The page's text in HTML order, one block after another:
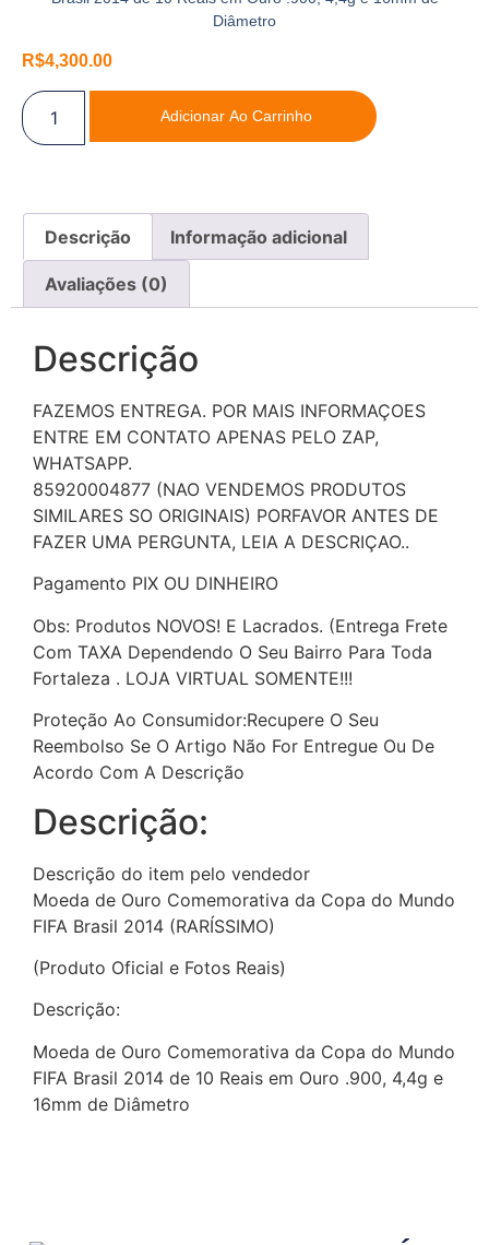
Diâmetro
R$4,300.00
Adicionar Ao Carrinho
Descrição Informação adicional
Avaliações (0)
Descrição
FAZEMOS ENTREGA. POR MAIS INFORMAÇOES
ENTRE EM CONTATO APENAS PELO ZAP,
WHATSAPP.
85920004877 (NAO VENDEMOS PRODUTOS
SIMILARES SO ORIGINAIS) PORFAVOR ANTES DE
FAZER UMA PERGUNTA, LEIA A DESCRIÇAO..
Pagamento PIX OU DINHEIRO
Obs: Produtos NOVOS! E Lacrados. (Entrega Frete
Com TAXA Dependendo O Seu Bairro Para Toda
Fortaleza . LOJA VIRTUAL SOMENTE!!!
Proteção Ao Consumidor:Recupere O Seu
Reembolso Se O Artigo Não For Entregue Ou De
Acordo Com A Descrição
Descrição:
Descrição do item pelo vendedor
Moeda de Ouro Comemorativa da Copa do Mundo
FIFA Brasil 2014 (RARÍSSIMO)
(Produto Oficial e Fotos Reais)
Descrição:
Moeda de Ouro Comemorativa da Copa do Mundo
FIFA Brasil 2014 de 10 Reais em Ouro .900, 4,4g e
16mm de Diâmetro